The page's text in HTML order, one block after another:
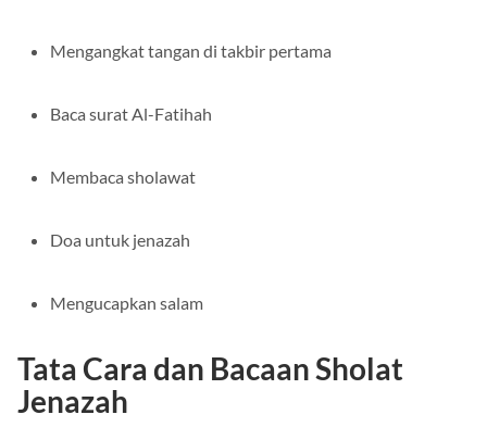
Mengangkat tangan di takbir pertama
Baca surat Al-Fatihah
Membaca sholawat
Doa untuk jenazah
Mengucapkan salam
Tata Cara dan Bacaan Sholat
Jenazah